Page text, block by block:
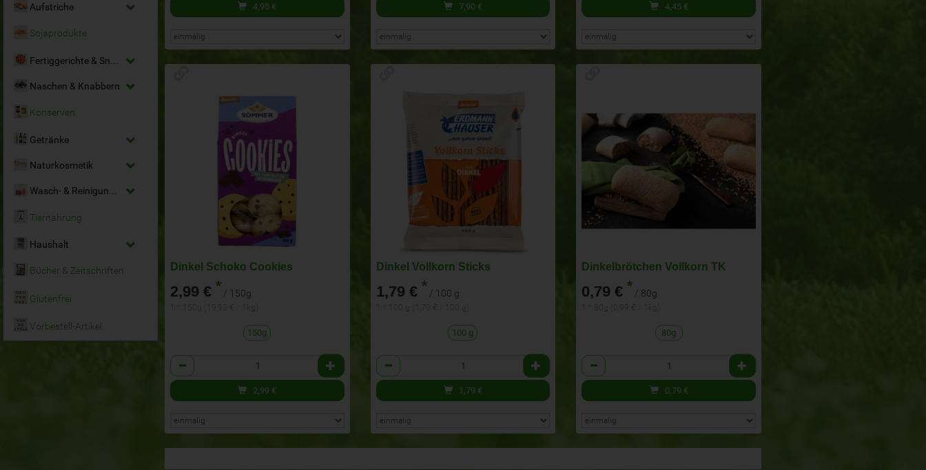
Aufstriche
Sojaprodukte
Fertiggerichte & Snacks
Naschen & Knabbern
Konserven
Getränke
Naturkosmetik
Wasch- & Reinigungsmittel
Tiernahrung
Haushalt
Bücher & Zeitschriften
Glutenfrei
Vorbestell-Artikel
4,95 € 7,90 € 4,45 €
Dinkel Schoko Cookies
2,99 € * / 150g
150g
Anzahl
2,99 €
Dinkel Vollkorn Sticks
1,79 € * / 100 g
100 g
Anzahl
1,79 €
Dinkelbrötchen Vollkorn TK
0,79 € * / 80g
80g
Anzahl
0,79 €